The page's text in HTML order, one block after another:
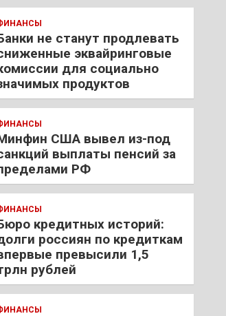
не станут продлевать
эквайринговые
для социально
продуктов
США вывел из-под
выплаты пенсий за
РФ
кредитных историй:
россиян по кредиткам
превысили 1,5
рублей